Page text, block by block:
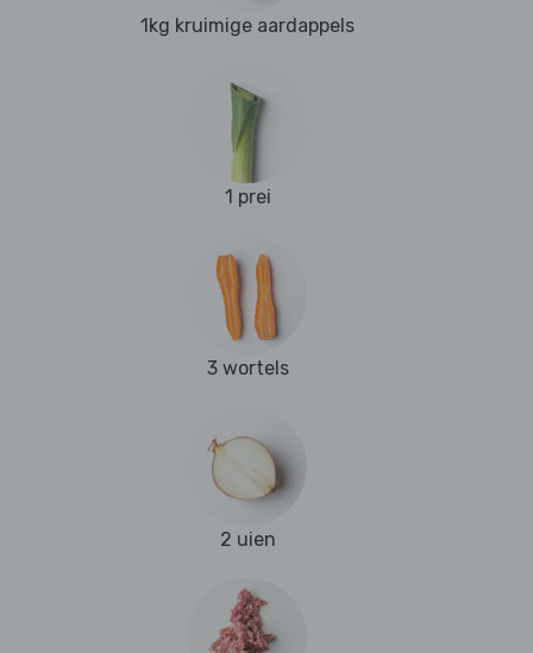
1kg kruimige aardappels
1 prei
3 wortels
2 uien